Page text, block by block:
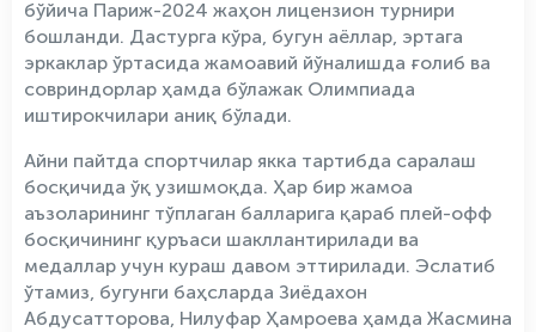
бўйича Париж-2024 жаҳон лицензион турнири
бошланди. Дастурга кўра, бугун аёллар, эртага
эркаклар ўртасида жамоавий йўналишда ғолиб ва
совриндорлар ҳамда бўлажак Олимпиада
иштирокчилари аниқ бўлади.
Айни пайтда спортчилар якка тартибда саралаш
босқичида ўқ узишмоқда. Ҳар бир жамоа
аъзоларининг тўплаган балларига қараб плей-офф
босқичининг қуръаси шакллантирилади ва
медаллар учун кураш давом эттирилади. Эслатиб
ўтамиз, бугунги баҳсларда Зиёдахон
Абдусатторова, Нилуфар Ҳамроева ҳамда Жасмина